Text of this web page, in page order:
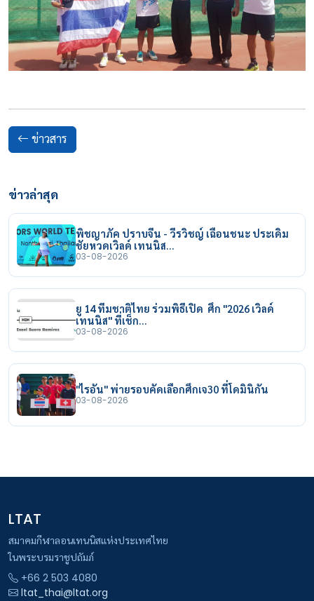
ข่าวสาร
ข่าวล่าสุด
พิชญาภัค ปราบจีน - วีรวิชญ์ เฉือนชนะ ประเดิม
ชัยหวดเวิลด์ เทนนิส…
03-08-2026
ยู 14 ทีมชาติไทย ร่วมพิธีเปิด ศึก "2026 เวิลด์
เทนนิส" ที่เช็ก…
03-08-2026
"ไรอัน" พ่ายรอบคัดเลือกศึกเจ30 ที่โดมินิกัน
03-08-2026
LTAT
สมาคมกีฬาลอนเทนนิสแห่งประเทศไทย
ในพระบรมราชูปถัมภ์
+66 2 503 4080
ltat_thai@ltat.org